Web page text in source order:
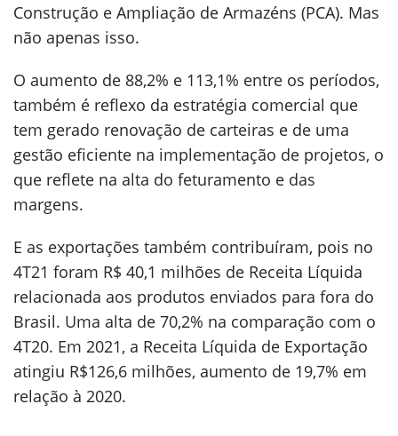
Construção e Ampliação de Armazéns (PCA). Mas
não apenas isso.
O aumento de 88,2% e 113,1% entre os períodos,
também é reflexo da estratégia comercial que
tem gerado renovação de carteiras e de uma
gestão eficiente na implementação de projetos, o
que reflete na alta do feturamento e das
margens.
E as exportações também contribuíram, pois no
4T21 foram R$ 40,1 milhões de Receita Líquida
relacionada aos produtos enviados para fora do
Brasil. Uma alta de 70,2% na comparação com o
4T20. Em 2021, a Receita Líquida de Exportação
atingiu R$126,6 milhões, aumento de 19,7% em
relação à 2020.